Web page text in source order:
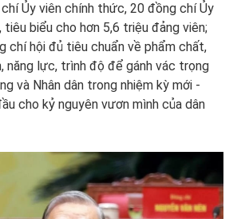
Ủy viên chính thức, 20 đồng chí Ủy
biểu cho hơn 5,6 triệu đảng viên;
chí hội đủ tiêu chuẩn về phẩm chất,
năng lực, trình độ để gánh vác trọng
và Nhân dân trong nhiệm kỳ mới -
cho kỷ nguyên vươn mình của dân